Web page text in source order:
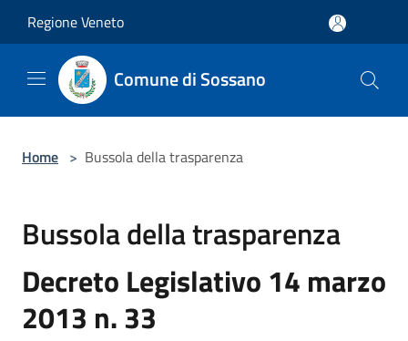
Regione Veneto
Comune di Sossano
Home > Bussola della trasparenza
Bussola della trasparenza
Decreto Legislativo 14 marzo
2013 n. 33